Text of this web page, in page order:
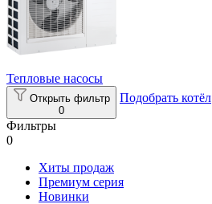
Тепловые насосы
Открыть фильтр
0
Подобрать котёл
Фильтры
0
Хиты продаж
Премиум серия
Новинки